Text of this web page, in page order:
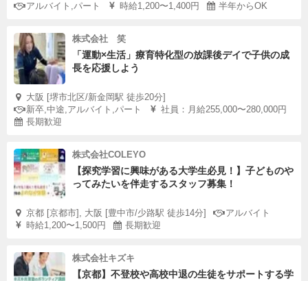
アルバイト,パート
時給1,200〜1,400円 半年からOK
株式会社 笑
「運動×生活」療育特化型の放課後デイで子供の成
長を応援しよう
大阪 [堺市北区/新金岡駅 徒歩20分]
新卒,中途,アルバイト,パート
社員：月給255,000〜280,000円
長期歓迎
株式会社COLEYO
【探究学習に興味がある大学生必見！】子どものや
ってみたいを伴走するスタッフ募集！
京都 [京都市], 大阪 [豊中市/少路駅 徒歩14分]
アルバイト
時給1,200〜1,500円
長期歓迎
株式会社キズキ
【京都】不登校や高校中退の生徒をサポートする学